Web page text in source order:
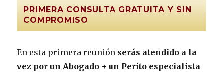
PRIMERA CONSULTA GRATUITA Y SIN
COMPROMISO
En esta primera reunión serás atendido a la
vez por un Abogado + un Perito especialista